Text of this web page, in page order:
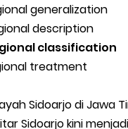
generalization
description
classification
treatment
Sidoarjo di Jawa
Sidoarjo kini